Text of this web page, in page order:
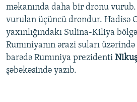
məkanında daha bir dronu
vurulan üçüncü drondur. Hadisə
yaxınlığındakı Sulina-Kiliya
Rumıniyanın ərazi suları
barədə Rumıniya prezidenti
şəbəkəsində yazıb.